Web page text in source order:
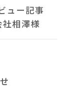
ュー記事
相澤様